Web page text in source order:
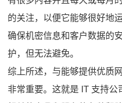
的关注，以便它能够很好地
确保机密信息和客户数据的
护，但无法避免。
综上所述，与能够提供优质
非常重要。这就是 IT 支持